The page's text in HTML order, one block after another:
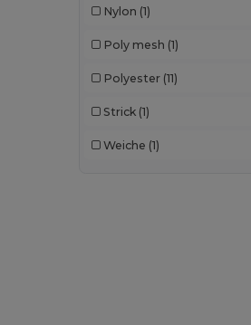
Nylon (1)
Poly mesh (1)
Polyester (11)
Strick (1)
Weiche (1)